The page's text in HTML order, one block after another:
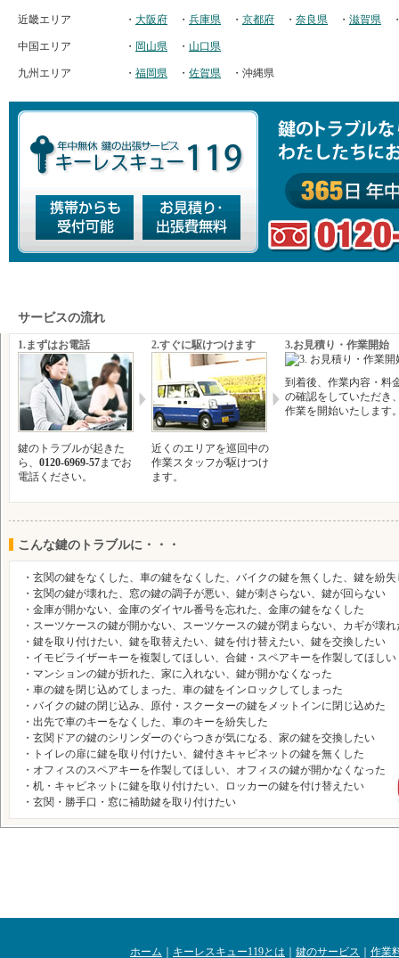
近畿エリア ・ 大阪府 ・ 兵庫県 ・ 京都府 ・ 奈良県 ・ 滋賀県
中国エリア ・ 岡山県 ・ 山口県
九州エリア ・ 福岡県 ・ 佐賀県 ・沖縄県
サービスの流れ
1.まずはお電話
鍵のトラブルが起きた
ら、 0120-6969-57までお
電話ください。
2.すぐに駆けつけます
近くのエリアを巡回中の
作業スタッフが駆けつけ
ます。
3.お見積り・作業開始
到着後、作業内容・料
の確認をしていただき
作業を開始いたします
こんな鍵のトラブルに・・・
・玄関の鍵をなくした、車の鍵をなくした、バイクの鍵を無くした、鍵を紛失
・玄関の鍵が壊れた、窓の鍵の調子が悪い、鍵が刺さらない、鍵が回らない
・金庫が開かない、金庫のダイヤル番号を忘れた、金庫の鍵をなくした
・スーツケースの鍵が開かない、スーツケースの鍵が閉まらない、カギが壊れ
・鍵を取り付けたい、鍵を取替えたい、鍵を付け替えたい、鍵を交換したい
・イモビライザーキーを複製してほしい、合鍵・スペアキーを作製してほしい
・マンションの鍵が折れた、家に入れない、鍵が開かなくなった
・車の鍵を閉じ込めてしまった、車の鍵をインロックしてしまった
・バイクの鍵の閉じ込み、原付・スクーターの鍵をメットインに閉じ込めた
・出先で車のキーをなくした、車のキーを紛失した
・玄関ドアの鍵のシリンダーのぐらつきが気になる、家の鍵を交換したい
・トイレの扉に鍵を取り付けたい、鍵付きキャビネットの鍵を無くした
・オフィスのスペアキーを作製してほしい、オフィスの鍵が開かなくなった
・机・キャビネットに鍵を取り付けたい、ロッカーの鍵を付け替えたい
・玄関・勝手口・窓に補助鍵を取り付けたい
ホーム キーレスキュー119とは 鍵のサービス 作業